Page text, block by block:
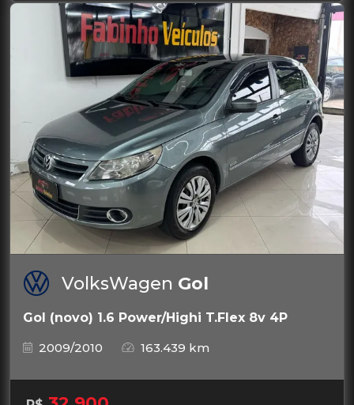
VolksWagen Gol
Gol (novo) 1.6 Power/Highi T.Flex 8v 4P
2009/2010
163.439 km